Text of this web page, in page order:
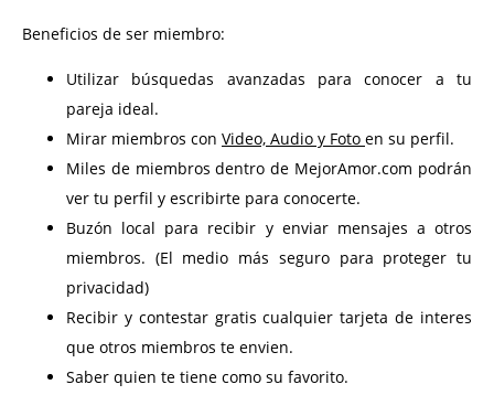
Beneficios de ser miembro:
Utilizar búsquedas avanzadas para conocer a tu
pareja ideal.
Mirar miembros con Video, Audio y Foto en su perfil.
Miles de miembros dentro de MejorAmor.com podrán
ver tu perfil y escribirte para conocerte.
Buzón local para recibir y enviar mensajes a otros
miembros. (El medio más seguro para proteger tu
privacidad)
Recibir y contestar gratis cualquier tarjeta de interes
que otros miembros te envien.
Saber quien te tiene como su favorito.